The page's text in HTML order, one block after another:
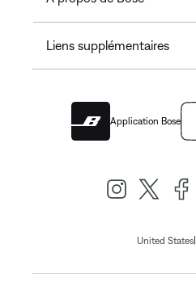
Liens supplémentaires
Application Bose
United States|